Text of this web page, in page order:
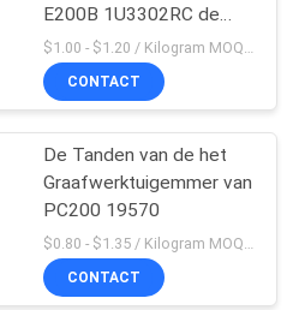
E200B 1U3302RC de
Mini
$1.00 - $1.20 / Kilogram MOQ:100 Kilogram/Kilogram
CONTACT
De Tanden van de het
Graafwerktuigemmer van
PC200 19570
CONTACT